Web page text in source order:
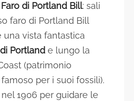
di Portland Bill: sali
faro di Portland Bill
una vista fantastica
Portland e lungo la
(patrimonio
famoso per i suoi fossili).
1906 per guidare le